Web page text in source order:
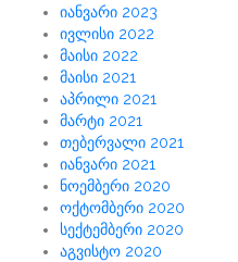
იანვარი 2023
ივლისი 2022
მაისი 2022
მაისი 2021
აპრილი 2021
მარტი 2021
თებერვალი 2021
იანვარი 2021
ნოემბერი 2020
ოქტომბერი 2020
სექტემბერი 2020
აგვისტო 2020